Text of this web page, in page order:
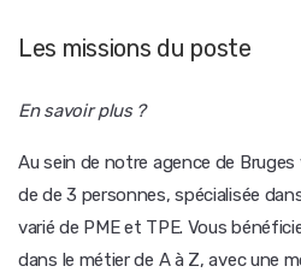
Les missions du poste
En savoir plus ?
Au sein de notre agence de
de de 3 personnes, spécialisée
varié de PME et TPE. Vous
dans le métier de A à Z, avec une